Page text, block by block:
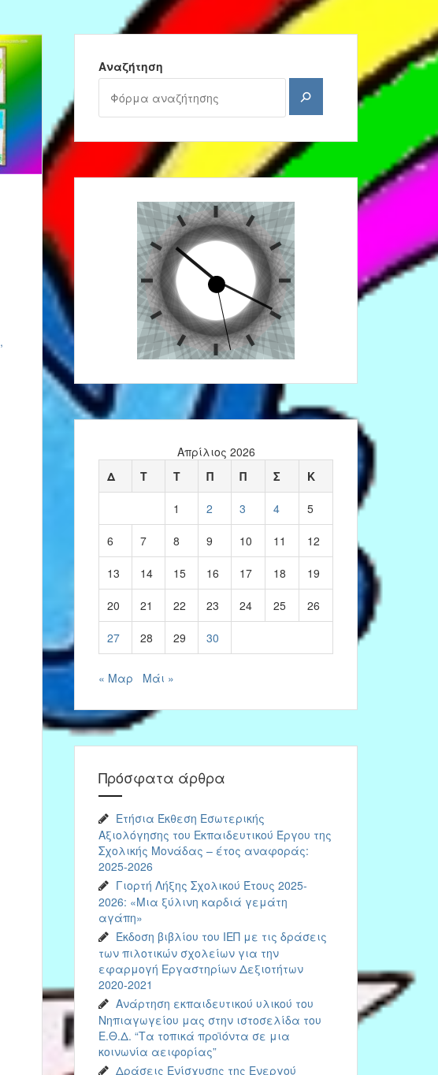
,
Αναζήτηση
Αναζήτηση
Απρίλιος 2026
Δ
Τ Τ Π Π Σ Κ
1 2 3 4 5
6 7 8 9 10 11 12
13 14 15 16 17 18 19
20 21 22 23 24 25 26
27 28 29 30
« Μαρ Μάι »
Πρόσφατα άρθρα
Ετήσια Έκθεση Εσωτερικής
Αξιολόγησης του Εκπαιδευτικού Έργου της
Σχολικής Μονάδας – έτος αναφοράς:
2025-2026
Γιορτή Λήξης Σχολικού Έτους 2025-
2026: «Μια ξύλινη καρδιά γεμάτη
αγάπη»
Έκδοση βιβλίου του ΙΕΠ με τις δράσεις
των πιλοτικών σχολείων για την
εφαρμογή Εργαστηρίων Δεξιοτήτων
2020-2021
Ανάρτηση εκπαιδευτικού υλικού του
Νηπιαγωγείου μας στην ιστοσελίδα του
Ε.Θ.Δ. “Τα τοπικά προϊόντα σε μια
κοινωνία αειφορίας”
Δράσεις Ενίσχυσης της Ενεργού